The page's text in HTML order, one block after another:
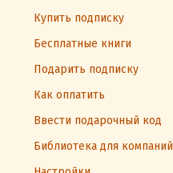
Купить подписку
Бесплатные книги
Подарить подписку
Как оплатить
Ввести подарочный код
Библиотека для компаний